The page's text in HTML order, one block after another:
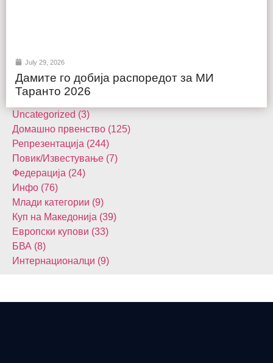
July 29, 2026
Дамите го добија распоредот за МИ
Таранто 2026
Uncategorized (3)
Домашнo првенство (125)
Репрезентација (244)
Повик/Известување (7)
Федерација (24)
Инфо (76)
Млади категории (9)
Куп на Македонија (39)
Европски купови (33)
БВА (8)
Интернационалци (9)